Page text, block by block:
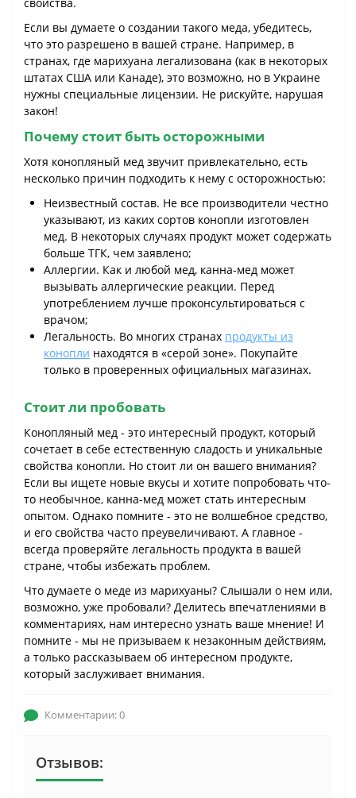
свойства.
Если вы думаете о создании такого меда, убедитесь,
что это разрешено в вашей стране. Например, в
странах, где марихуана легализована (как в некоторых
штатах США или Канаде), это возможно, но в Украине
нужны специальные лицензии. Не рискуйте, нарушая
закон!
Почему стоит быть осторожными
Хотя конопляный мед звучит привлекательно, есть
несколько причин подходить к нему с осторожностью:
Неизвестный состав. Не все производители честно
указывают, из каких сортов конопли изготовлен
мед. В некоторых случаях продукт может содержать
больше ТГК, чем заявлено;
Аллергии. Как и любой мед, канна-мед может
вызывать аллергические реакции. Перед
употреблением лучше проконсультироваться с
врачом;
Легальность. Во многих странах продукты из
конопли находятся в «серой зоне». Покупайте
только в проверенных официальных магазинах.
Стоит ли пробовать
Конопляный мед - это интересный продукт, который
сочетает в себе естественную сладость и уникальные
свойства конопли. Но стоит ли он вашего внимания?
Если вы ищете новые вкусы и хотите попробовать что-
то необычное, канна-мед может стать интересным
опытом. Однако помните - это не волшебное средство,
и его свойства часто преувеличивают. А главное -
всегда проверяйте легальность продукта в вашей
стране, чтобы избежать проблем.
Что думаете о меде из марихуаны? Слышали о нем или,
возможно, уже пробовали? Делитесь впечатлениями в
комментариях, нам интересно узнать ваше мнение! И
помните - мы не призываем к незаконным действиям,
а только рассказываем об интересном продукте,
который заслуживает внимания.
Комментарии: 0
Отзывов: